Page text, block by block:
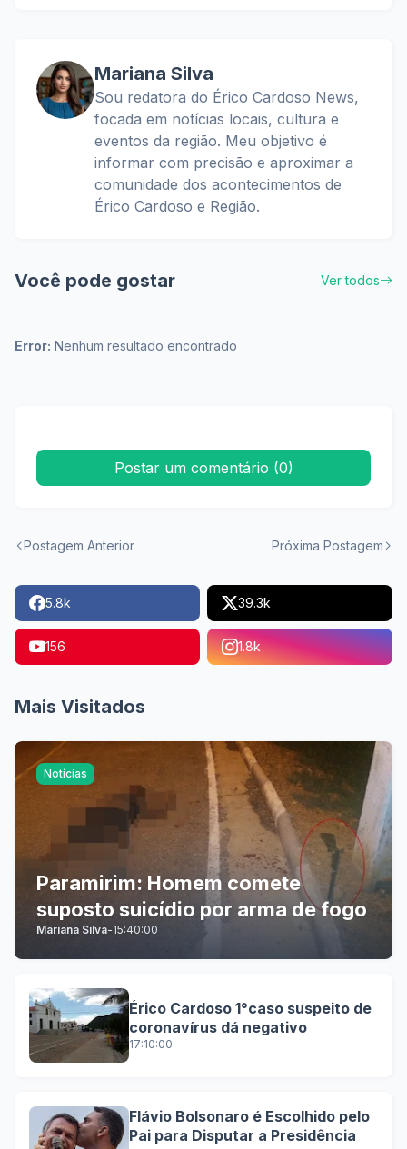
Mariana Silva
Sou redatora do Érico Cardoso News,
focada em notícias locais, cultura e
eventos da região. Meu objetivo é
informar com precisão e aproximar a
comunidade dos acontecimentos de
Érico Cardoso e Região.
Você pode gostar Ver todos
Error: Nenhum resultado encontrado
Postar um comentário (0)
Postagem Anterior Próxima Postagem
5.8k 39.3k
156 1.8k
Mais Visitados
Notícias
Paramirim: Homem comete
suposto suicídio por arma de fogo
Mariana Silva-15:40:00
Érico Cardoso 1°caso suspeito de
coronavírus dá negativo
17:10:00
Flávio Bolsonaro é Escolhido pelo
Pai para Disputar a Presidência